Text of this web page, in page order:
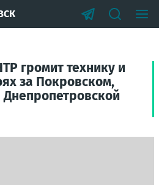
громит технику и
за Покровском,